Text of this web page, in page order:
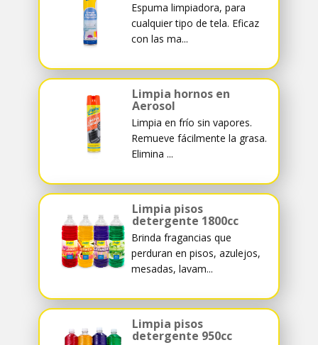
Espuma limpiadora, para
cualquier tipo de tela. Eficaz
con las ma...
Limpia hornos en
Aerosol
Limpia en frío sin vapores.
Remueve fácilmente la grasa.
Elimina ...
Limpia pisos
detergente 1800cc
Brinda fragancias que
perduran en pisos, azulejos,
mesadas, lavam...
Limpia pisos
detergente 950cc